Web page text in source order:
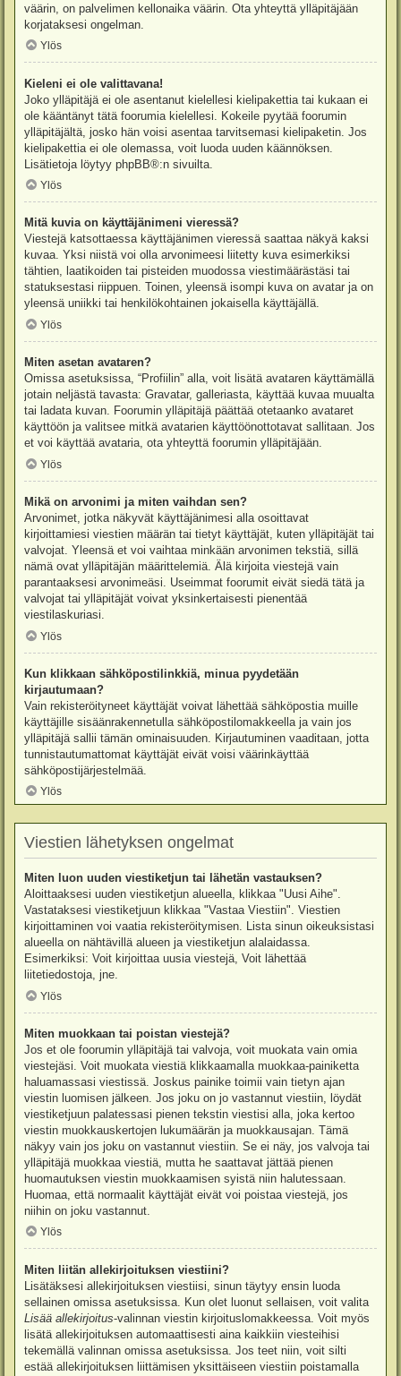
väärin, on palvelimen kellonaika väärin. Ota yhteyttä ylläpitäjään
korjataksesi ongelman.
Ylös
Kieleni ei ole valittavana!
Joko ylläpitäjä ei ole asentanut kielellesi kielipakettia tai kukaan ei
ole kääntänyt tätä foorumia kielellesi. Kokeile pyytää foorumin
ylläpitäjältä, josko hän voisi asentaa tarvitsemasi kielipaketin. Jos
kielipakettia ei ole olemassa, voit luoda uuden käännöksen.
Lisätietoja löytyy phpBB®:n sivuilta.
Ylös
Mitä kuvia on käyttäjänimeni vieressä?
Viestejä katsottaessa käyttäjänimen vieressä saattaa näkyä kaksi
kuvaa. Yksi niistä voi olla arvonimeesi liitetty kuva esimerkiksi
tähtien, laatikoiden tai pisteiden muodossa viestimäärästäsi tai
statuksestasi riippuen. Toinen, yleensä isompi kuva on avatar ja on
yleensä uniikki tai henkilökohtainen jokaisella käyttäjällä.
Ylös
Miten asetan avataren?
Omissa asetuksissa, “Profiilin” alla, voit lisätä avataren käyttämällä
jotain neljästä tavasta: Gravatar, galleriasta, käyttää kuvaa muualta
tai ladata kuvan. Foorumin ylläpitäjä päättää otetaanko avataret
käyttöön ja valitsee mitkä avatarien käyttöönottotavat sallitaan. Jos
et voi käyttää avataria, ota yhteyttä foorumin ylläpitäjään.
Ylös
Mikä on arvonimi ja miten vaihdan sen?
Arvonimet, jotka näkyvät käyttäjänimesi alla osoittavat
kirjoittamiesi viestien määrän tai tietyt käyttäjät, kuten ylläpitäjät tai
valvojat. Yleensä et voi vaihtaa minkään arvonimen tekstiä, sillä
nämä ovat ylläpitäjän määrittelemiä. Älä kirjoita viestejä vain
parantaaksesi arvonimeäsi. Useimmat foorumit eivät siedä tätä ja
valvojat tai ylläpitäjät voivat yksinkertaisesti pienentää
viestilaskuriasi.
Ylös
Kun klikkaan sähköpostilinkkiä, minua pyydetään
kirjautumaan?
Vain rekisteröityneet käyttäjät voivat lähettää sähköpostia muille
käyttäjille sisäänrakennetulla sähköpostilomakkeella ja vain jos
ylläpitäjä sallii tämän ominaisuuden. Kirjautuminen vaaditaan, jotta
tunnistautumattomat käyttäjät eivät voisi väärinkäyttää
sähköpostijärjestelmää.
Ylös
Viestien lähetyksen ongelmat
Miten luon uuden viestiketjun tai lähetän vastauksen?
Aloittaaksesi uuden viestiketjun alueella, klikkaa "Uusi Aihe".
Vastataksesi viestiketjuun klikkaa "Vastaa Viestiin". Viestien
kirjoittaminen voi vaatia rekisteröitymisen. Lista sinun oikeuksistasi
alueella on nähtävillä alueen ja viestiketjun alalaidassa.
Esimerkiksi: Voit kirjoittaa uusia viestejä, Voit lähettää
liitetiedostoja, jne.
Ylös
Miten muokkaan tai poistan viestejä?
Jos et ole foorumin ylläpitäjä tai valvoja, voit muokata vain omia
viestejäsi. Voit muokata viestiä klikkaamalla muokkaa-painiketta
haluamassasi viestissä. Joskus painike toimii vain tietyn ajan
viestin luomisen jälkeen. Jos joku on jo vastannut viestiin, löydät
viestiketjuun palatessasi pienen tekstin viestisi alla, joka kertoo
viestin muokkauskertojen lukumäärän ja muokkausajan. Tämä
näkyy vain jos joku on vastannut viestiin. Se ei näy, jos valvoja tai
ylläpitäjä muokkaa viestiä, mutta he saattavat jättää pienen
huomautuksen viestin muokkaamisen syistä niin halutessaan.
Huomaa, että normaalit käyttäjät eivät voi poistaa viestejä, jos
niihin on joku vastannut.
Ylös
Miten liitän allekirjoituksen viestiini?
Lisätäksesi allekirjoituksen viestiisi, sinun täytyy ensin luoda
sellainen omissa asetuksissa. Kun olet luonut sellaisen, voit valita
Lisää allekirjoitus-valinnan viestin kirjoituslomakkeessa. Voit myös
lisätä allekirjoituksen automaattisesti aina kaikkiin viesteihisi
tekemällä valinnan omissa asetuksissa. Jos teet niin, voit silti
estää allekirjoituksen liittämisen yksittäiseen viestiin poistamalla